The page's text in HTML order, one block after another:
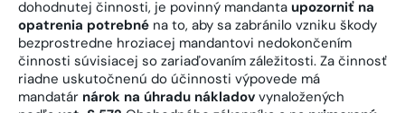
dohodnutej činnosti, je povinný mandanta upozorniť na
opatrenia potrebné na to, aby sa zabránilo vzniku škody
bezprostredne hroziacej mandantovi nedokončením
činnosti súvisiacej so zariaďovaním záležitosti. Za činnosť
riadne uskutočnenú do účinnosti výpovede má
mandatár nárok na úhradu nákladov vynaložených